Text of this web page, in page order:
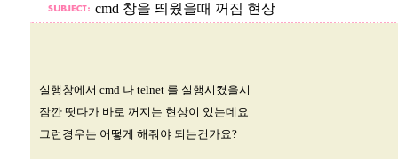
cmd 창을 띄웠을때 꺼짐 현상
실행창에서 cmd 나 telnet 를 실행시켰을시
잠깐 떳다가 바로 꺼지는 현상이 있는데요
그런경우는 어떻게 해줘야 되는건가요?